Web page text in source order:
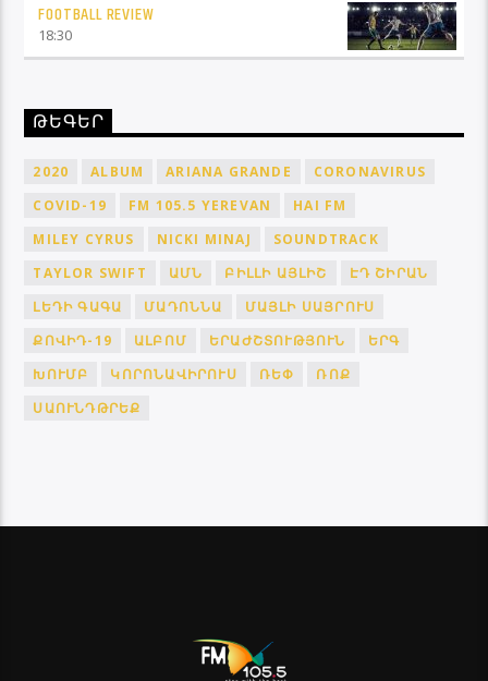
FOOTBALL REVIEW
18:30
ԹԵԳԵՐ
2020 ALBUM ARIANA GRANDE
CORONAVIRUS
COVID-19
FM 105.5 YEREVAN
HAI FM
MILEY CYRUS
NICKI MINAJ
SOUNDTRACK
TAYLOR SWIFT
ԱՄՆ ԲԻԼԼԻ ԱՅԼԻՇ
ԷԴ ՇԻՐԱՆ
ԼԵԴԻ ԳԱԳԱ
ՄԱԴՈՆՆԱ
ՄԱՅԼԻ ՍԱՅՐՈՒՍ
ՔՈՎԻԴ-19
ԱԼԲՈՄ ԵՐԱԺՇՏՈՒԹՅՈՒՆ
ԵՐԳ
ԽՈՒՄԲ
ԿՈՐՈՆԱՎԻՐՈՒՍ ՌԵՓ
ՌՈՔ
ՍԱՈՒՆԴԹՐԵՔ